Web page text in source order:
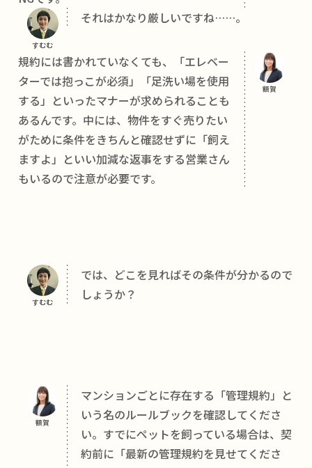
すむむ
それはかなり厳しいですね……。
額賀
規約には書かれていなくても、「エレベー
ターでは抱っこが必須」「足洗い場を使用
する」といったマナーが求められることも
あるんです。中には、物件をすぐ売りたい
がために条件をきちんと確認せずに「飼え
ますよ」といい加減な返事をする営業さん
もいるので注意が必要です。
すむむ
では、どこを見ればその条件が分かるので
しょうか？
額賀
マンションごとに存在する「管理規約」と
いう名のルールブックを確認してくださ
い。すでにペットを飼っている場合は、契
約前に「最新の管理規約を見せてくださ